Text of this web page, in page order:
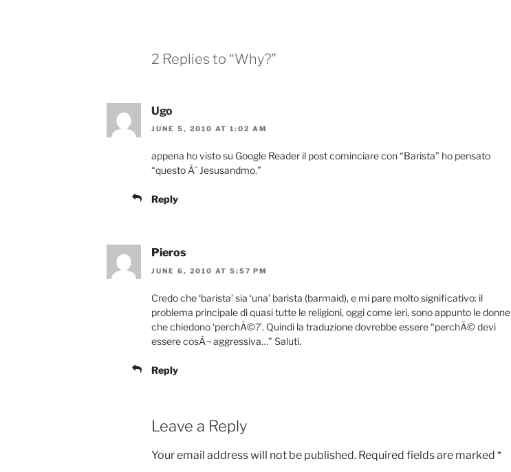
2 Replies to “Why?”
Ugo
JUNE 5, 2010 AT 1:02 AM
appena ho visto su Google Reader il post cominciare con “Barista” ho pensato
“questo Ã¨ Jesusandmo.”
Reply
Pieros
JUNE 6, 2010 AT 5:57 PM
Credo che ‘barista’ sia ‘una’ barista (barmaid), e mi pare molto significativo: il
problema principale di quasi tutte le religioni, oggi come ieri, sono appunto le donne
che chiedono ‘perchÃ©?’. Quindi la traduzione dovrebbe essere “perchÃ© devi
essere cosÃ¬ aggressiva…” Saluti.
Reply
Leave a Reply
Your email address will not be published. Required fields are marked *